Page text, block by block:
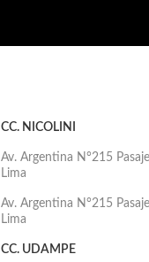
CC. NICOLINI
Av. Argentina N°215
Lima
Av. Argentina N°215
Lima
CC. UDAMPE